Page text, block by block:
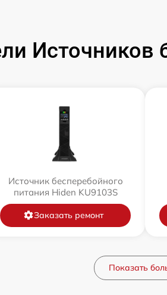
Источников
Источник бесперебойного
питания Hiden KU9103S
Заказать ремонт
Показать